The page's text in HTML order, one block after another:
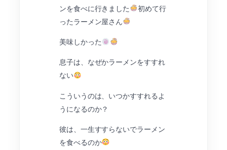
ンを食べに行きました
初めて行
ったラーメン屋さん
美味しかった
息子は、なぜかラーメンをすすれ
ない
こういうのは、いつかすすれるよ
うになるのか？
彼は、一生すすらないでラーメン
を食べるのか